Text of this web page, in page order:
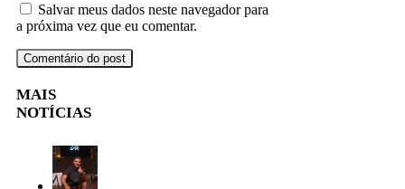
Salvar meus dados neste navegador para
a próxima vez que eu comentar.
MAIS
NOTÍCIAS